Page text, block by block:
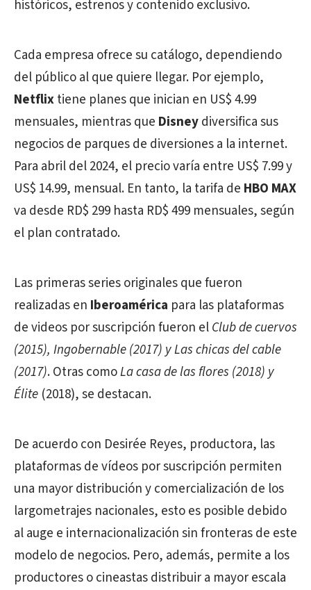
históricos, estrenos y contenido exclusivo.
Cada empresa ofrece su catálogo, dependiendo
del público al que quiere llegar. Por ejemplo,
Netflixtiene planes que inician en US$ 4.99
mensuales, mientras que Disneydiversifica sus
negocios de parques de diversiones a la internet.
Para abril del 2024, el precio varía entre US$ 7.99 y
US$ 14.99, mensual. En tanto, la tarifa de HBO MAX
va desde RD$ 299 hasta RD$ 499 mensuales, según
el plan contratado.
Las primeras series originales que fueron
realizadas en Iberoamérica para las plataformas
de videos por suscripción fueron elClub de cuervos
(2015), Ingobernable (2017) y Las chicas del cable
(2017). Otras comoLa casa de las flores (2018) y
Élite (2018), se destacan.
De acuerdo con Desirée Reyes, productora, las
plataformas de vídeos por suscripción permiten
una mayor distribución y comercialización de los
largometrajes nacionales, esto es posible debido
al auge e internacionalización sin fronteras de este
modelo de negocios. Pero, además, permite a los
productores o cineastas distribuir a mayor escala